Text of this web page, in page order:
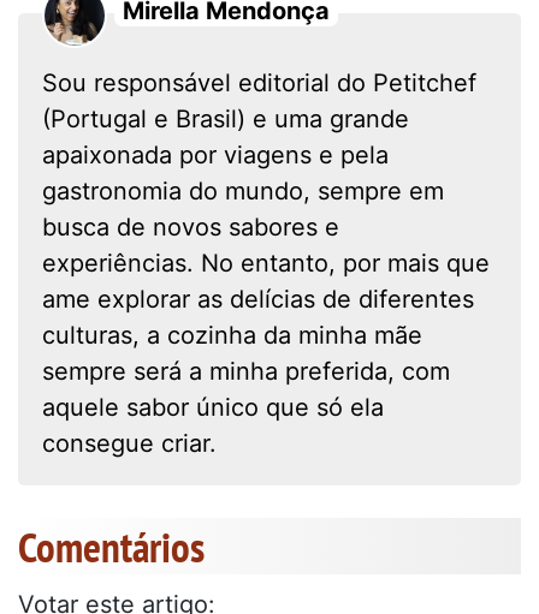
Mirella Mendonça
Sou responsável editorial do Petitchef
(Portugal e Brasil) e uma grande
apaixonada por viagens e pela
gastronomia do mundo, sempre em
busca de novos sabores e
experiências. No entanto, por mais que
ame explorar as delícias de diferentes
culturas, a cozinha da minha mãe
sempre será a minha preferida, com
aquele sabor único que só ela
consegue criar.
Comentários
Votar este artigo: